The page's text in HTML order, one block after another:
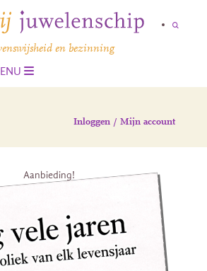
en bezinning
Inloggen / Mijn account
Aanbieding!